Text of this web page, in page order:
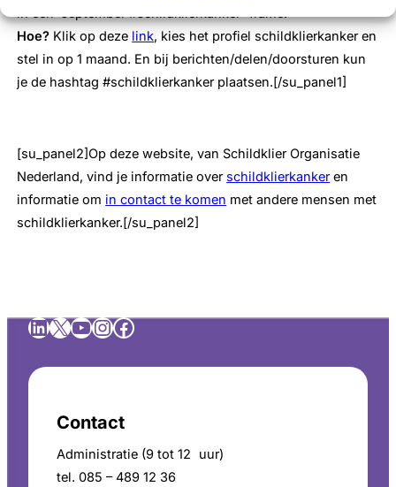
in een ‘september #schildklierkanker’-frame.
Hoe? Klik op deze link, kies het profiel schildklierkanker en
stel in op 1 maand. En bij berichten/delen/doorsturen kun
je de hashtag #schildklierkanker plaatsen.[/su_panel1]
[su_panel2]Op deze website, van Schildklier Organisatie
Nederland, vind je informatie over schildklierkankeren
informatie om in contact te komen met andere mensen met
schildklierkanker.[/su_panel2]
LinkedIn
X YouTube
Instagram
Facebook
Contact
Administratie (9 tot 12 uur)
tel. 085 – 489 12 36